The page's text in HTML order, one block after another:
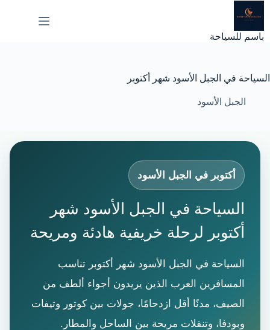
إلى
باسم للسياحة
السياحة في الجبل الأسود شهر أكتوبر
الجبل الأسود
أكتوبر في الجبل الأسود
السياحة في الجبل الأسود شهر
أكتوبر لرحلة خريفية هادئة ومريحة
السياحة في الجبل الأسود شهر أكتوبر تناسب
المسافرين العرب الذين يريدون أجواء ألطف من
الصيف، مدنًا أقل ازدحامًا، جولات بين كوتور وتيفات
وبودفا، وتنقلات مريحة بين الساحل والمطار.